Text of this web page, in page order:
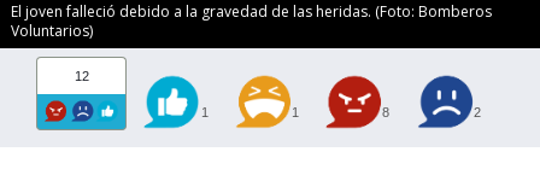
El joven falleció debido a la gravedad de las heridas. (Foto: Bomberos
Voluntarios)
12
1 1 8 2